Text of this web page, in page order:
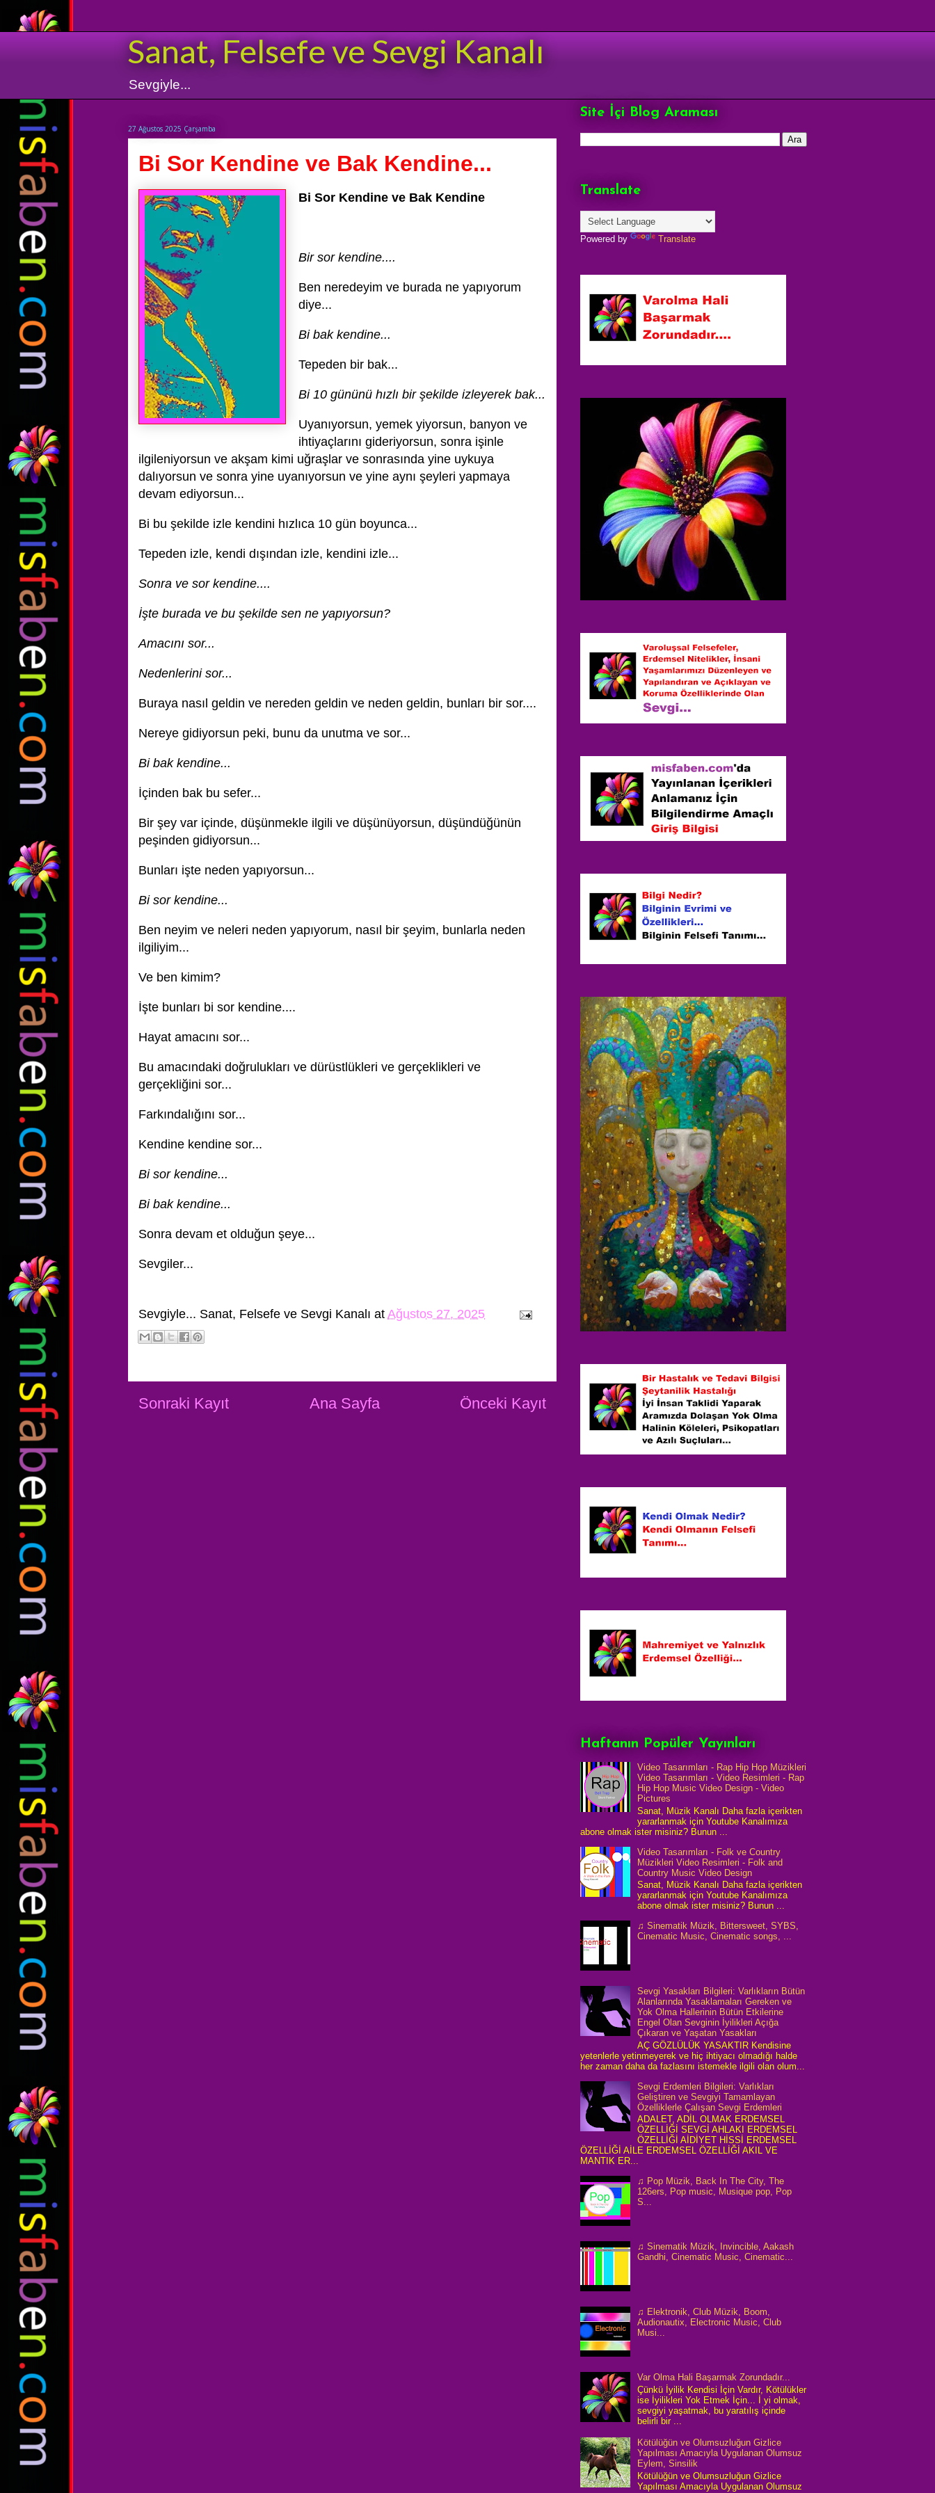
Sanat, Felsefe ve Sevgi Kanalı
Sevgiyle...
27 Ağustos 2025 Çarşamba
Bi Sor Kendine ve Bak Kendine...
Bi Sor Kendine ve Bak Kendine
Bir sor kendine....
Ben neredeyim ve burada ne yapıyorum
diye...
Bi bak kendine...
Tepeden bir bak...
Bi 10 gününü hızlı bir şekilde izleyerek bak...
Uyanıyorsun, yemek yiyorsun, banyon ve
ihtiyaçlarını gideriyorsun, sonra işinle
ilgileniyorsun ve akşam kimi uğraşlar ve sonrasında yine uykuya
dalıyorsun ve sonra yine uyanıyorsun ve yine aynı şeyleri yapmaya
devam ediyorsun...
Bi bu şekilde izle kendini hızlıca 10 gün boyunca...
Tepeden izle, kendi dışından izle, kendini izle...
Sonra ve sor kendine....
İşte burada ve bu şekilde sen ne yapıyorsun?
Amacını sor...
Nedenlerini sor...
Buraya nasıl geldin ve nereden geldin ve neden geldin, bunları bir sor....
Nereye gidiyorsun peki, bunu da unutma ve sor...
Bi bak kendine...
İçinden bak bu sefer...
Bir şey var içinde, düşünmekle ilgili ve düşünüyorsun, düşündüğünün
peşinden gidiyorsun...
Bunları işte neden yapıyorsun...
Bi sor kendine...
Ben neyim ve neleri neden yapıyorum, nasıl bir şeyim, bunlarla neden
ilgiliyim...
Ve ben kimim?
İşte bunları bi sor kendine....
Hayat amacını sor...
Bu amacındaki doğrulukları ve dürüstlükleri ve gerçeklikleri ve
gerçekliğini sor...
Farkındalığını sor...
Kendine kendine sor...
Bi sor kendine...
Bi bak kendine...
Sonra devam et olduğun şeye...
Sevgiler...
Sevgiyle... Sanat, Felsefe ve Sevgi Kanalı at Ağustos 27, 2025
Sonraki Kayıt Önceki Kayıt
Ana Sayfa
Site İçi Blog Araması
Translate
Powered by Translate
Haftanın Popüler Yayınları
Video Tasarımları - Rap Hip Hop Müzikleri
Video Tasarımları - Video Resimleri - Rap
Hip Hop Music Video Design - Video
Pictures
Sanat, Müzik Kanalı Daha fazla içerikten
yararlanmak için Youtube Kanalımıza
abone olmak ister misiniz? Bunun ...
Video Tasarımları - Folk ve Country
Müzikleri Video Resimleri - Folk and
Country Music Video Design
Sanat, Müzik Kanalı Daha fazla içerikten
yararlanmak için Youtube Kanalımıza
abone olmak ister misiniz? Bunun ...
♫ Sinematik Müzik, Bittersweet, SYBS,
Cinematic Music, Cinematic songs, ...
Sevgi Yasakları Bilgileri: Varlıkların Bütün
Alanlarında Yasaklamaları Gereken ve
Yok Olma Hallerinin Bütün Etkilerine
Engel Olan Sevginin İyilikleri Açığa
Çıkaran ve Yaşatan Yasakları
AÇ GÖZLÜLÜK YASAKTIR Kendisine
yetenlerle yetinmeyerek ve hiç ihtiyacı olmadığı halde
her zaman daha da fazlasını istemekle ilgili olan olum...
Sevgi Erdemleri Bilgileri: Varlıkları
Geliştiren ve Sevgiyi Tamamlayan
Özelliklerle Çalışan Sevgi Erdemleri
ADALET, ADİL OLMAK ERDEMSEL
ÖZELLİĞİ SEVGİ AHLAKI ERDEMSEL
ÖZELLİĞİ AİDİYET HİSSİ ERDEMSEL
ÖZELLİĞİ AİLE ERDEMSEL ÖZELLİĞİ AKIL VE
MANTIK ER...
♫ Pop Müzik, Back In The City, The
126ers, Pop music, Musique pop, Pop
S...
♫ Sinematik Müzik, Invincible, Aakash
Gandhi, Cinematic Music, Cinematic...
♫ Elektronik, Club Müzik, Boom,
Audionautix, Electronic Music, Club
Musi...
Var Olma Hali Başarmak Zorundadır...
Çünkü İyilik Kendisi İçin Vardır, Kötülükler
ise İyilikleri Yok Etmek İçin... İ yi olmak,
sevgiyi yaşatmak, bu yaratılış içinde
belirli bir ...
Kötülüğün ve Olumsuzluğun Gizlice
Yapılması Amacıyla Uygulanan Olumsuz
Eylem, Sinsilik
Kötülüğün ve Olumsuzluğun Gizlice
Yapılması Amacıyla Uygulanan Olumsuz